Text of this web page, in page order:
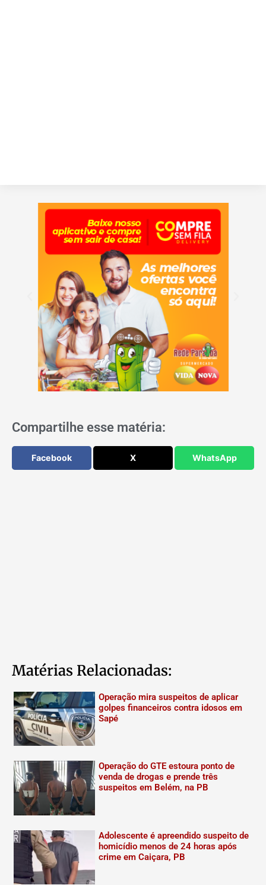
Compartilhe esse matéria:
Facebook X WhatsApp
Matérias Relacionadas:
Operação mira suspeitos de aplicar
golpes financeiros contra idosos em
Sapé
Operação do GTE estoura ponto de
venda de drogas e prende três
suspeitos em Belém, na PB
Adolescente é apreendido suspeito de
homicídio menos de 24 horas após
crime em Caiçara, PB